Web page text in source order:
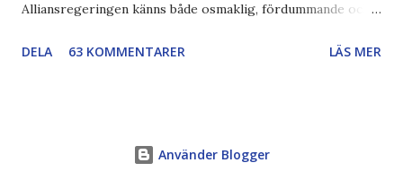
Alliansregeringen känns både osmaklig, fördummande och
Och nej, det handlar absolut inte om att jag negligerar eller
Det handlar dels om fyrkantig byråkrati och ett lovvärt
DELA 63 KOMMENTARER LÄS MER
Använder Blogger